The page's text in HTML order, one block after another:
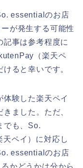
essentialのお店
が発生する可能性
記事は参考程度に
（楽天ペ
ると幸いです。
験した楽天ペイ
ました。ただ、
でも、So.
ペイ）に対応し
essentialのお店
かどうかは分から